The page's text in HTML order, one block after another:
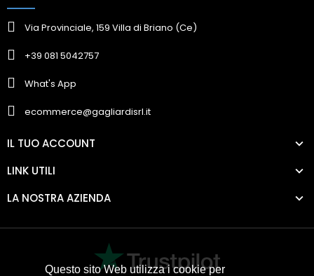
Questo sito Web utilizza i cookie per
Via Provinciale, 159 Villa di Briano (Ce)
+39 081 5042757
What's App
ecommerce@gagliardisrl.it
IL TUO ACCOUNT
LINK UTILI
LA NOSTRA AZIENDA